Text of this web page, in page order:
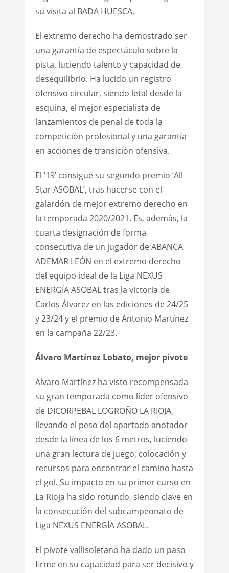
su visita al BADA HUESCA.
El extremo derecho ha demostrado ser
una garantía de espectáculo sobre la
pista, luciendo talento y capacidad de
desequilibrio. Ha lucido un registro
ofensivo circular, siendo letal desde la
esquina, el mejor especialista de
lanzamientos de penal de toda la
competición profesional y una garantía
en acciones de transición ofensiva.
El ’19’ consigue su segundo premio ‘All
Star ASOBAL’, tras hacerse con el
galardón de mejor extremo derecho en
la temporada 2020/2021. Es, además, la
cuarta designación de forma
consecutiva de un jugador de ABANCA
ADEMAR LEÓN en el extremo derecho
del equipo ideal de la Liga NEXUS
ENERGÍA ASOBAL tras la victoria de
Carlos Álvarez en las ediciones de 24/25
y 23/24 y el premio de Antonio Martínez
en la campaña 22/23.
Álvaro Martínez Lobato, mejor pivote
Álvaro Martínez ha visto recompensada
su gran temporada como líder ofensivo
de DICORPEBAL LOGROÑO LA RIOJA,
llevando el peso del apartado anotador
desde la línea de los 6 metros, luciendo
una gran lectura de juego, colocación y
recursos para encontrar el camino hasta
el gol. Su impacto en su primer curso en
La Rioja ha sido rotundo, siendo clave en
la consecución del subcampeonato de
Liga NEXUS ENERGÍA ASOBAL.
El pivote vallisoletano ha dado un paso
firme en su capacidad para ser decisivo y